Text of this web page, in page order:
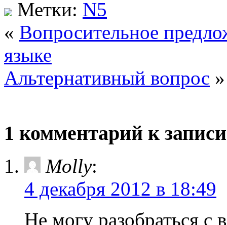
Метки: N5
« Вопросительное
языке
Альтернативный вопрос »
1 комментарий к
Molly:
4 декабря 2012 в 18:49
Не могу разобраться с